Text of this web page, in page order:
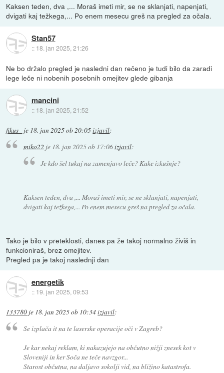
Kaksen teden, dva ,... Moraš imeti mir, se ne sklanjati, napenjati,
dvigati kaj težkega,... Po enem mesecu greš na pregled za očala.
Stan57
:: 18. jan 2025, 21:26
Ne bo držalo pregled je nasledni dan rečeno je tudi bilo da zaradi
lege leče ni nobenih posebnih omejitev glede gibanja
mancini
:: 18. jan 2025, 21:52
fikus_ je 18. jan 2025 ob 20:05izjavil:
miko22je 18. jan 2025 ob 17:06izjavil:
Je kdo šel tukaj na zamenjavo leče? Kake izkušnje?
Kaksen teden, dva ,... Moraš imeti mir, se ne sklanjati, napenjati,
dvigati kaj težkega,... Po enem mesecu greš na pregled za očala.
Tako je bilo v preteklosti, danes pa že takoj normalno živiš in
funkcioniraš, brez omejitev.
Pregled pa je takoj naslednji dan
energetik
:: 19. jan 2025, 09:53
133780 je 18. jan 2025 ob 10:34izjavil:
Se izplača it na te laserske operacije oči v Zagreb?
Je kar nekaj reklam, ki nakazujejo na občutno nižji znesek kot v
Sloveniji in kerSočane teče navzgor...
Starost občutna, na daljavosokolji vid, na bližino katastrofa.